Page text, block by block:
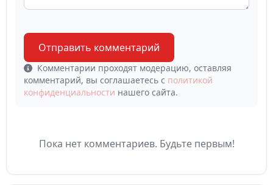
Отправить комментарий
Комментарии проходят модерацию, оставляя
комментарий, вы соглашаетесь с политикой
конфиденциальности нашего сайта.
Пока нет комментариев. Будьте первым!